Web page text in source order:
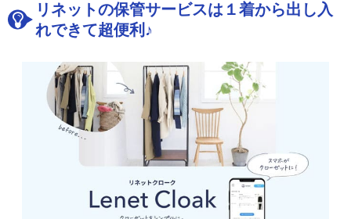
リネットの保管サービスは１着から出し入
れできて超便利♪